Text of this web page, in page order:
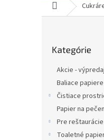
Domov
kategórie
Kategórie
Akcie -
Baliace papiere
Čistiace
Papier na
Pre reštaurácie
Toaletné